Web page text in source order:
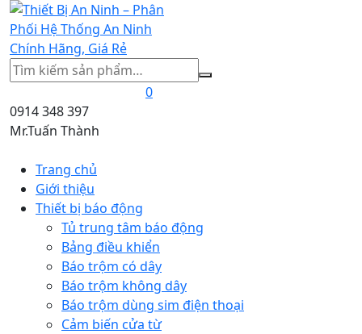
Tìm
kiếm
0
0914 348 397
Mr.Tuấn Thành
Trang chủ
Giới thiệu
Thiết bị báo động
Tủ trung tâm báo động
Bảng điều khiển
Báo trộm có dây
Báo trộm không dây
Báo trộm dùng sim điện thoại
Cảm biến cửa từ